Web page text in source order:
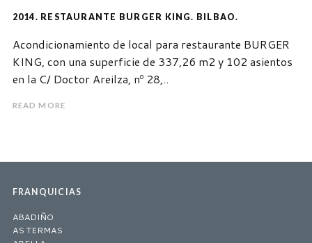
2014. RESTAURANTE BURGER KING. BILBAO.
Acondicionamiento de local para restaurante BURGER
KING, con una superficie de 337,26 m2 y 102 asientos
en la C/ Doctor Areilza, nº 28,..
READ MORE
FRANQUICIAS
ABADIÑO
AS TERMAS